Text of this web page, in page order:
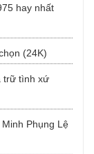
hay nhất
(24K)
trữ tình xứ
Phụng Lệ